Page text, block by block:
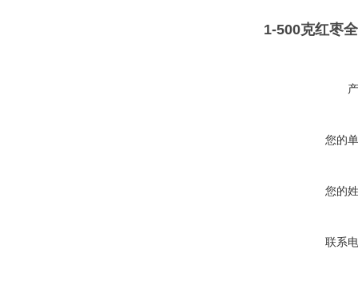
1-500克红枣
您的
您的
联系